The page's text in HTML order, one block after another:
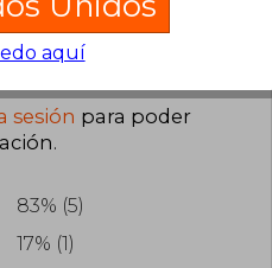
libro
sesión para poder
.
83% (5)
17% (1)
aquí